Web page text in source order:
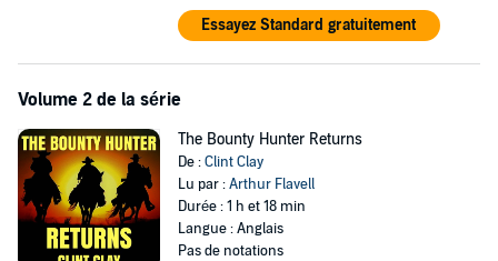
Essayez Standard gratuitement
Volume 2 de la série
The Bounty Hunter Returns
De :Clint Clay
Lu par :Arthur Flavell
Durée : 1 h et 18 min
Langue : Anglais
Pas de notations